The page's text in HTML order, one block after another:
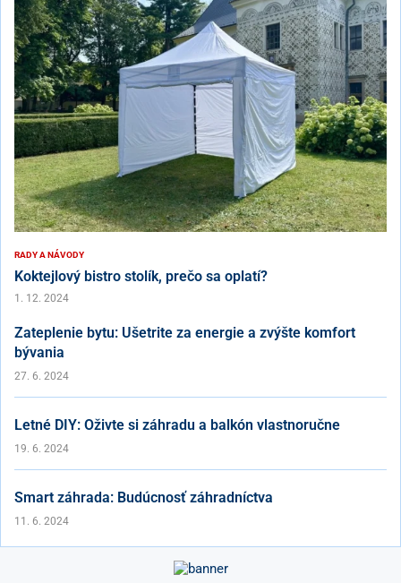
RADY A NÁVODY
Koktejlový bistro stolík, prečo sa oplatí?
1. 12. 2024
Zateplenie bytu: Ušetrite za energie a zvýšte komfort
bývania
27. 6. 2024
Letné DIY: Oživte si záhradu a balkón vlastnoručne
19. 6. 2024
Smart záhrada: Budúcnosť záhradníctva
11. 6. 2024